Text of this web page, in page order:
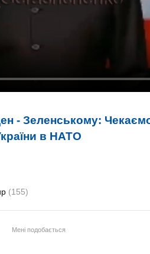
- Зеленському:
в НАТО
(155)
Мені подобається